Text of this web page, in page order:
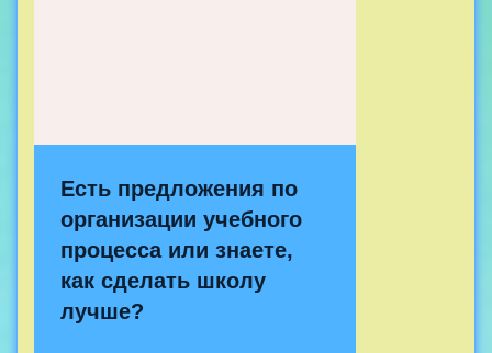
Есть предложения по
организации учебного
процесса или знаете,
как сделать школу
лучше?